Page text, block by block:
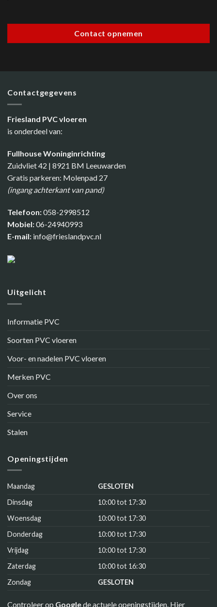
Contact opnemen
Contactgegevens
Friesland PVC vloeren
is onderdeel van:
Fullhouse Woninginrichting
Zuidvliet 42 | 8921 BM Leeuwarden
Gratis parkeren: Molenpad 27
(ingang achterkant van pand)
Telefoon:058-2998512
Mobiel:06-24940993
E-mail: info@frieslandpvc.nl
Uitgelicht
Informatie PVC
Soorten PVC vloeren
Voor- en nadelen PVC vloeren
Merken PVC
Over ons
Service
Stalen
Openingstijden
Maandag
GESLOTEN
Dinsdag
10:00 tot 17:30
Woensdag
10:00 tot 17:30
Donderdag
10:00 tot 17:30
Vrijdag
10:00 tot 17:30
Zaterdag
10:00 tot 16:30
Zondag
GESLOTEN
Controleer op Googlede actuele openingstijden. Hier